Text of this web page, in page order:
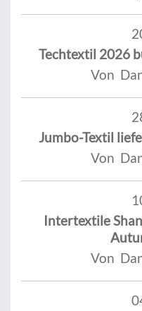
Techtextil 2026
Von
Jumbo-Textil
Von
Intertextile
Von